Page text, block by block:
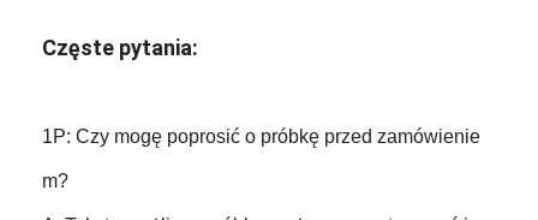
Częste pytania:
1P: Czy mogę poprosić o próbkę przed zamówienie
m?